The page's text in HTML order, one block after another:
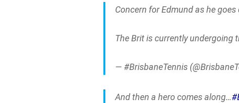
Concern for Edmund as he
The Brit is currently undergoing
— #BrisbaneTennis
And then a hero comes along…